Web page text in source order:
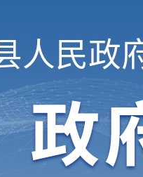
人民政